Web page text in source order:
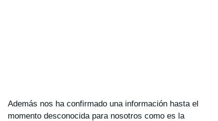
Además nos ha confirmado una información hasta el
momento desconocida para nosotros como es la